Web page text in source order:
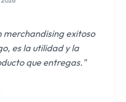
merchandising exitoso
es la utilidad y la
que entregas."